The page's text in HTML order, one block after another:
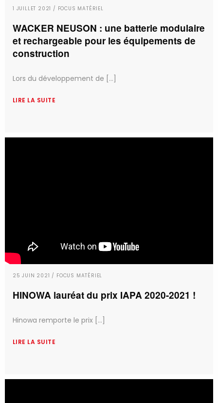
1 JUILLET 2021 / FOCUS MATÉRIEL
WACKER NEUSON : une batterie modulaire
et rechargeable pour les équipements de
construction
Lors du développement de [...]
LIRE LA SUITE
25 JUIN 2021 / FOCUS MATÉRIEL
HINOWA lauréat du prix IAPA 2020-2021 !
Hinowa remporte le prix [...]
LIRE LA SUITE